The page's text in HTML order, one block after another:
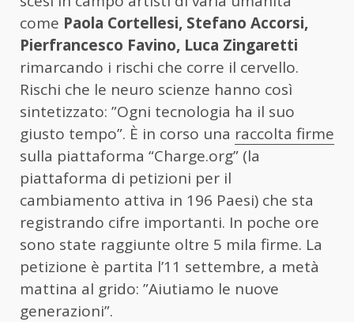
come Paola Cortellesi, Stefano Accorsi,
Pierfrancesco Favino, Luca Zingaretti
rimarcando i rischi che corre il cervello.
Rischi che le neuro scienze hanno così
sintetizzato: ”Ogni tecnologia ha il suo
giusto tempo”. È in corso una raccolta firme
sulla piattaforma “Charge.org” (la
piattaforma di petizioni per il
cambiamento attiva in 196 Paesi) che sta
registrando cifre importanti. In poche ore
sono state raggiunte oltre 5 mila firme. La
petizione è partita l’11 settembre, a metà
mattina al grido: ”Aiutiamo le nuove
generazioni”.